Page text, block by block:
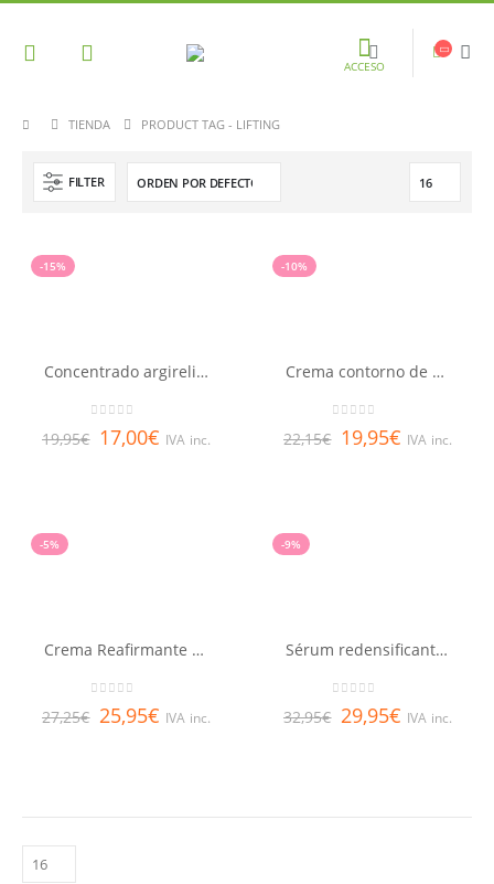
ACCESO
TIENDA PRODUCT TAG - LIFTING
FILTER
-15%
Concentrado argireline BTX 10% LQ
19,95€ 17,00€ IVA inc.
-10%
Crema contorno de ojos y labios LQ
22,15€ 19,95€ IVA inc.
-5%
Crema Reafirmante Lifting LQ
27,25€ 25,95€ IVA inc.
-9%
Sérum redensificante LQ
32,95€ 29,95€ IVA inc.